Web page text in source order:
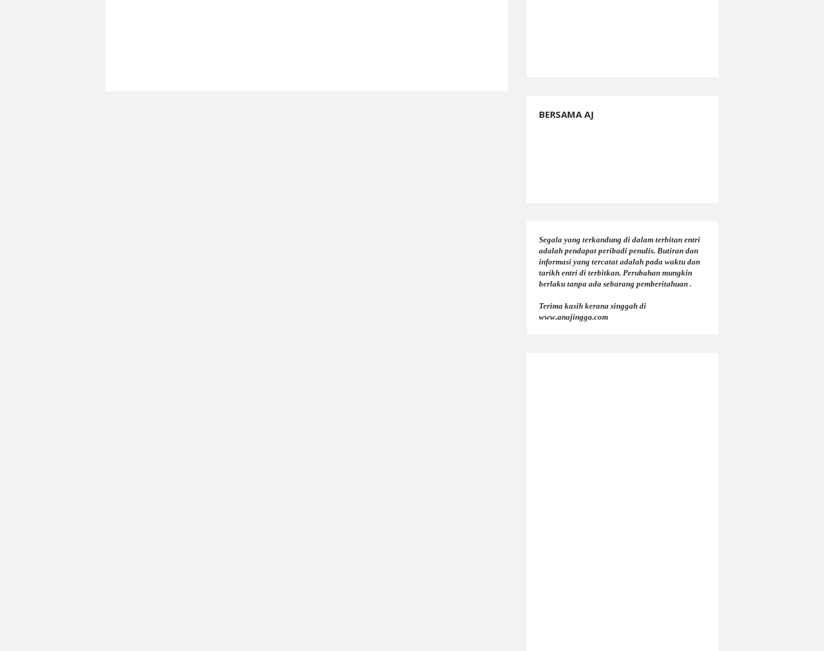
BERSAMA AJ
Segala yang terkandung di dalam terbitan entri
adalah pendapat peribadi penulis. Butiran dan
informasi yang tercatat adalah pada waktu dan
tarikh entri di terbitkan. Perubahan mungkin
berlaku tanpa ada sebarang pemberitahuan .
Terima kasih kerana singgah di
www.anajingga.com